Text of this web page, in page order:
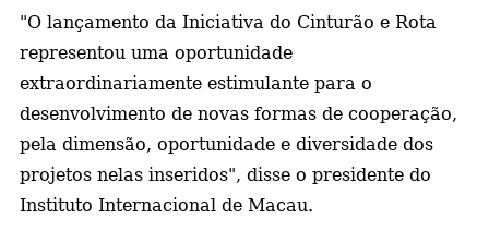
"O lançamento da Iniciativa do Cinturão e Rota
representou uma oportunidade
extraordinariamente estimulante para o
desenvolvimento de novas formas de cooperação,
pela dimensão, oportunidade e diversidade dos
projetos nelas inseridos", disse o presidente do
Instituto Internacional de Macau.